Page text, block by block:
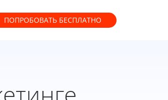
ПОПРОБОВАТЬ БЕСПЛАТНО